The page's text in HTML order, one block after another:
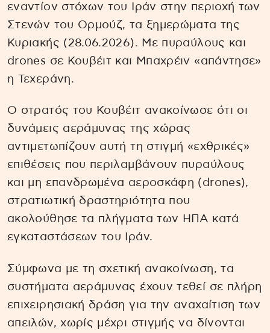
εναντίον στόχων του Ιράν στην περιοχή των
Στενών του Ορμούζ, τα ξημερώματα της
Κυριακής (28.06.2026). Με πυραύλους και
drones σε Κουβέιτ και Μπαχρέιν «απάντησε»
η Τεχεράνη.
Ο στρατός του Κουβέιτ ανακοίνωσε ότι οι
δυνάμεις αεράμυνας της χώρας
αντιμετωπίζουν αυτή τη στιγμή «εχθρικές»
επιθέσεις που περιλαμβάνουν πυραύλους
και μη επανδρωμένα αεροσκάφη (drones),
στρατιωτική δραστηριότητα που
ακολούθησε τα πλήγματα των ΗΠΑ κατά
εγκαταστάσεων του Ιράν.
Σύμφωνα με τη σχετική ανακοίνωση, τα
συστήματα αεράμυνας έχουν τεθεί σε πλήρη
επιχειρησιακή δράση για την αναχαίτιση των
απειλών, χωρίς μέχρι στιγμής να δίνονται